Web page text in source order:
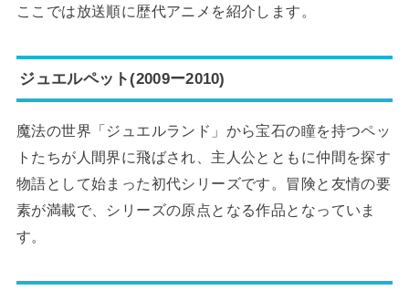
ここでは放送順に歴代アニメを紹介します。
ジュエルペット(2009ー2010)
魔法の世界「ジュエルランド」から宝石の瞳を持つペッ
トたちが人間界に飛ばされ、主人公とともに仲間を探す
物語として始まった初代シリーズです。冒険と友情の要
素が満載で、シリーズの原点となる作品となっていま
す。